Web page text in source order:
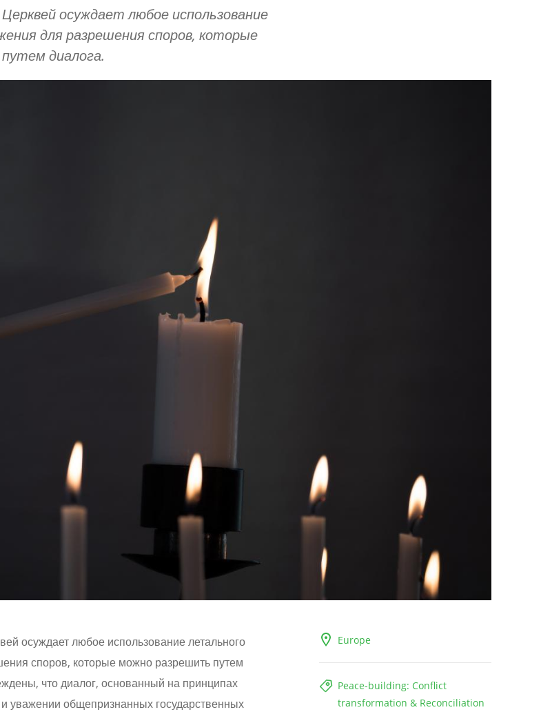
осуждает любое использование
для разрешения споров, которые
диалога.
Europe
Peace-building: Conflict
transformation & Reconciliation
осуждает любое использование летального
споров, которые можно разрешить путем
что диалог, основанный на принципах
уважении общепризнанных государственных